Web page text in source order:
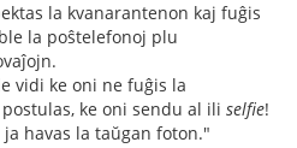
la kvanarantenon kaj fuĝis
la poŝtelefonoj plu
vidi ke oni ne fuĝis la
ke oni sendu al ili selfie!
havas la taŭgan foton."